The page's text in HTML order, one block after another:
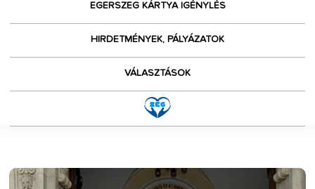
EGERSZEG KÁRTYA IGÉNYLÉS
HIRDETMÉNYEK, PÁLYÁZATOK
VÁLASZTÁSOK